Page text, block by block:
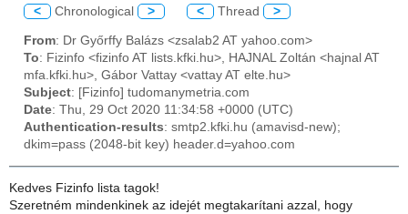
< Chronological > < Thread >
From: Dr Győrffy Balázs <zsalab2 AT yahoo.com>
To: Fizinfo <fizinfo AT lists.kfki.hu>, HAJNAL Zoltán <hajnal AT
mfa.kfki.hu>, Gábor Vattay <vattay AT elte.hu>
Subject: [Fizinfo] tudomanymetria.com
Date: Thu, 29 Oct 2020 11:34:58 +0000 (UTC)
Authentication-results: smtp2.kfki.hu (amavisd-new);
dkim=pass (2048-bit key) header.d=yahoo.com
Kedves Fizinfo lista tagok!
Szeretném mindenkinek az idejét megtakarítani azzal, hogy